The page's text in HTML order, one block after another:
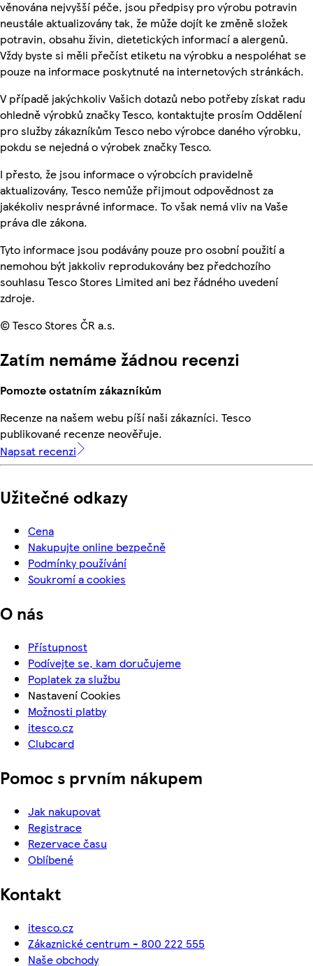
věnována nejvyšší péče, jsou předpisy pro výrobu potravin
neustále aktualizovány tak, že může dojít ke změně složek
potravin, obsahu živin, dietetických informací a alergenů.
Vždy byste si měli přečíst etiketu na výrobku a nespoléhat se
pouze na informace poskytnuté na internetových stránkách.
V případě jakýchkoliv Vašich dotazů nebo potřeby získat radu
ohledně výrobků značky Tesco, kontaktujte prosím Oddělení
pro služby zákazníkům Tesco nebo výrobce daného výrobku,
pokdu se nejedná o výrobek značky Tesco.
I přesto, že jsou informace o výrobcích pravidelně
aktualizovány, Tesco nemůže přijmout odpovědnost za
jakékoliv nesprávné informace. To však nemá vliv na Vaše
práva dle zákona.
Tyto informace jsou podávány pouze pro osobní použití a
nemohou být jakkoliv reprodukovány bez předchozího
souhlasu Tesco Stores Limited ani bez řádného uvedení
zdroje.
© Tesco Stores ČR a.s.
Zatím nemáme žádnou recenzi
Pomozte ostatním zákazníkům
Recenze na našem webu píší naši zákazníci. Tesco
publikované recenze neověřuje.
Napsat recenzi
Užitečné odkazy
Cena
Nakupujte online bezpečně
Podmínky používání
Soukromí a cookies
O nás
Přístupnost
Podívejte se, kam doručujeme
Poplatek za službu
Nastavení Cookies
Možnosti platby
itesco.cz
Clubcard
Pomoc s prvním nákupem
Jak nakupovat
Registrace
Rezervace času
Oblíbené
Kontakt
itesco.cz
Zákaznické centrum - 800 222 555
Naše obchody